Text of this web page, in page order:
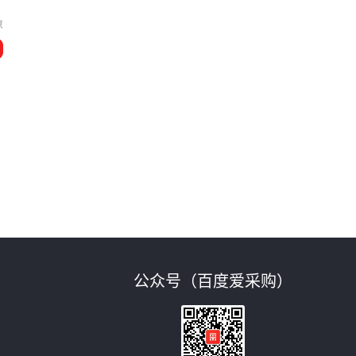
公众号（百度爱采购）